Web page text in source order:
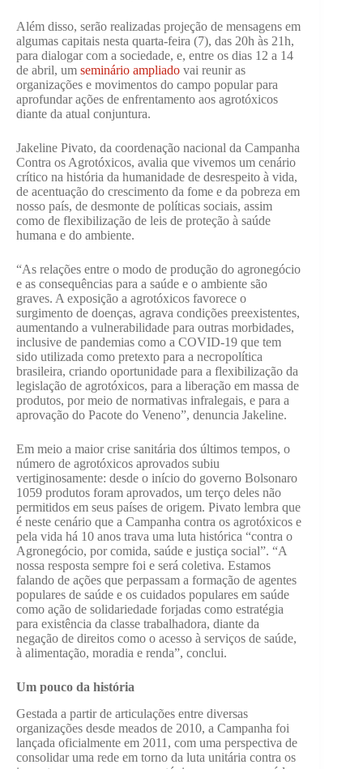
Além disso, serão realizadas projeção de mensagens em
algumas capitais nesta quarta-feira (7), das 20h às 21h,
para dialogar com a sociedade, e, entre os dias 12 a 14
de abril, um seminário ampliado vai reunir as
organizações e movimentos do campo popular para
aprofundar ações de enfrentamento aos agrotóxicos
diante da atual conjuntura.
Jakeline Pivato, da coordenação nacional da Campanha
Contra os Agrotóxicos, avalia que vivemos um cenário
crítico na história da humanidade de desrespeito à vida,
de acentuação do crescimento da fome e da pobreza em
nosso país, de desmonte de políticas sociais, assim
como de flexibilização de leis de proteção à saúde
humana e do ambiente.
“As relações entre o modo de produção do agronegócio
e as consequências para a saúde e o ambiente são
graves. A exposição a agrotóxicos favorece o
surgimento de doenças, agrava condições preexistentes,
aumentando a vulnerabilidade para outras morbidades,
inclusive de pandemias como a COVID-19 que tem
sido utilizada como pretexto para a necropolítica
brasileira, criando oportunidade para a flexibilização da
legislação de agrotóxicos, para a liberação em massa de
produtos, por meio de normativas infralegais, e para a
aprovação do Pacote do Veneno”, denuncia Jakeline.
Em meio a maior crise sanitária dos últimos tempos, o
número de agrotóxicos aprovados subiu
vertiginosamente: desde o início do governo Bolsonaro
1059 produtos foram aprovados, um terço deles não
permitidos em seus países de origem. Pivato lembra que
é neste cenário que a Campanha contra os agrotóxicos e
pela vida há 10 anos trava uma luta histórica “contra o
Agronegócio, por comida, saúde e justiça social”. “A
nossa resposta sempre foi e será coletiva. Estamos
falando de ações que perpassam a formação de agentes
populares de saúde e os cuidados populares em saúde
como ação de solidariedade forjadas como estratégia
para existência da classe trabalhadora, diante da
negação de direitos como o acesso à serviços de saúde,
à alimentação, moradia e renda”, conclui.
Um pouco da história
Gestada a partir de articulações entre diversas
organizações desde meados de 2010, a Campanha foi
lançada oficialmente em 2011, com uma perspectiva de
consolidar uma rede em torno da luta unitária contra os